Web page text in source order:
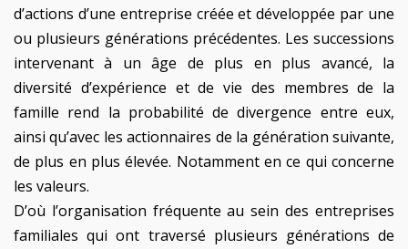
d’actions d’une entreprise créée et développée par une
ou plusieurs générations précédentes. Les successions
intervenant à un âge de plus en plus avancé, la
diversité d’expérience et de vie des membres de la
famille rend la probabilité de divergence entre eux,
ainsi qu’avec les actionnaires de la génération suivante,
de plus en plus élevée. Notamment en ce qui concerne
les valeurs.
D’où l’organisation fréquente au sein des entreprises
familiales qui ont traversé plusieurs générations de